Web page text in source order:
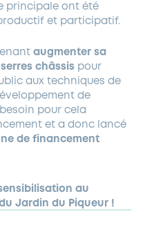
principale ont été
et participatif.
augmenter sa
châssis pour
aux techniques de
de
pour cela
et a donc lancé
de financement
au
Jardin du Piqueur !